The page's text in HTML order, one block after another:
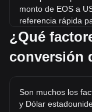
monto de EOS a
referencia rápida
ejemplo, 5 USD
EOS tienen un
El precio máximo
Queda por ver si
¿Qué
conversión
Son muchos los
y Dólar